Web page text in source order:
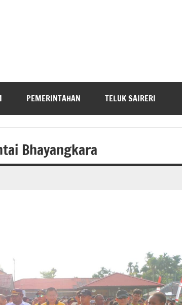
PEMERINTAHAN TELUK SAIRERI
Bhayangkara